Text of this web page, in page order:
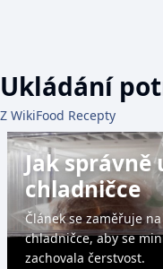
Ukládání
Z WikiFood Recepty
Jak
chladničce
Článek se zaměřuje
chladničce, aby se
zachovala čerstvost.